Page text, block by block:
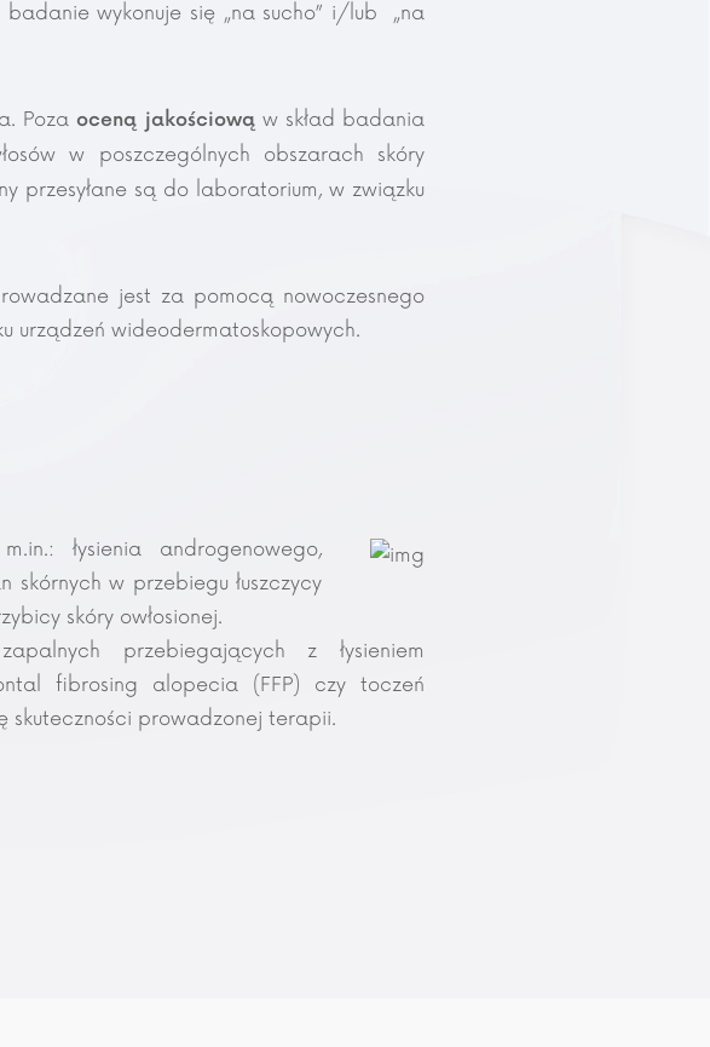
wykonuje się „na sucho” i/lub „na
Poza oceną jakościowąw skład badania
w poszczególnych obszarach skóry
przesyłane są do laboratorium, w związku
jest za pomocą nowoczesnego
urządzeń wideodermatoskopowych.
łysienia androgenowego,
skórnych w przebiegu łuszczycy
skóry owłosionej.
przebiegających z łysieniem
fibrosing alopecia (FFP) czy toczeń
skuteczności prowadzonej terapii.